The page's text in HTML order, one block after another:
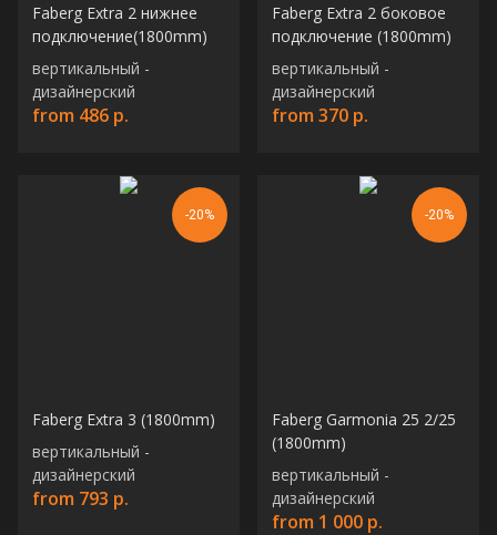
Faberg Extra 2 нижнее
подключение(1800mm)
вертикальный -
дизайнерский
from 486 р.
Faberg Extra 2 боковое
подключение (1800mm)
вертикальный -
дизайнерский
from 370 р.
-20%
Faberg Extra 3 (1800mm)
вертикальный -
дизайнерский
from 793 р.
-20%
Faberg Garmonia 25 2/25
(1800mm)
вертикальный -
дизайнерский
from 1 000 р.